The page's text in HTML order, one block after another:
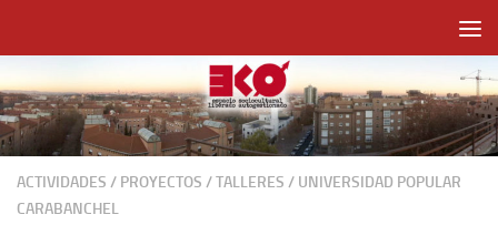
ACTIVIDADES / PROYECTOS /TALLERES / UNIVERSIDAD POPULAR
CARABANCHEL